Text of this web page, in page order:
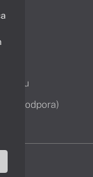
podpora)